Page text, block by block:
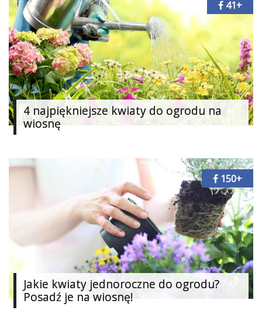
4 najpiękniejsze kwiaty do ogrodu na
wiosnę
41+
Jakie kwiaty jednoroczne do ogrodu?
Posadź je na wiosnę!
150+